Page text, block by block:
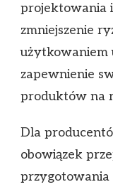
projektowania
zmniejszenie
użytkowaniem
zapewnienie
produktów na
Dla
obowiązek
przygotowania